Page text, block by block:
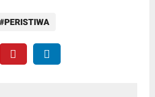
PERISTIWA